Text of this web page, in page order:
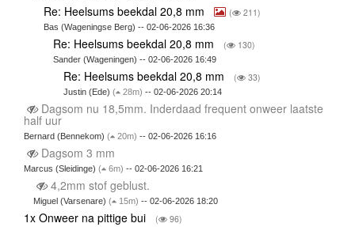
Re: Heelsums beekdal 20,8 mm ( 211)
Bas (Wageningse Berg) -- 02-06-2026 16:36
Re: Heelsums beekdal 20,8 mm ( 130)
Sander (Wageningen) -- 02-06-2026 16:49
Re: Heelsums beekdal 20,8 mm ( 33)
Justin (Ede) ( 28m) -- 02-06-2026 20:14
Dagsom nu 18,5mm. Inderdaad frequent onweer laatste
half uur
Bernard (Bennekom) ( 20m) -- 02-06-2026 16:16
Dagsom 3 mm
Marcus (Sleidinge) ( 6m) -- 02-06-2026 16:21
4,2mm stof geblust.
Miguel (Varsenare)( 15m) -- 02-06-2026 18:20
1x Onweer na pittige bui ( 96)